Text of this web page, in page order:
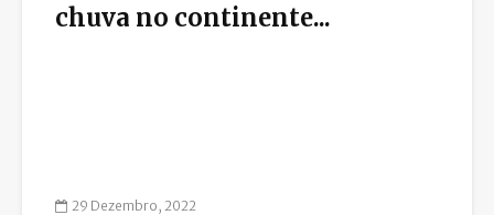
chuva no continente...
29 Dezembro, 2022